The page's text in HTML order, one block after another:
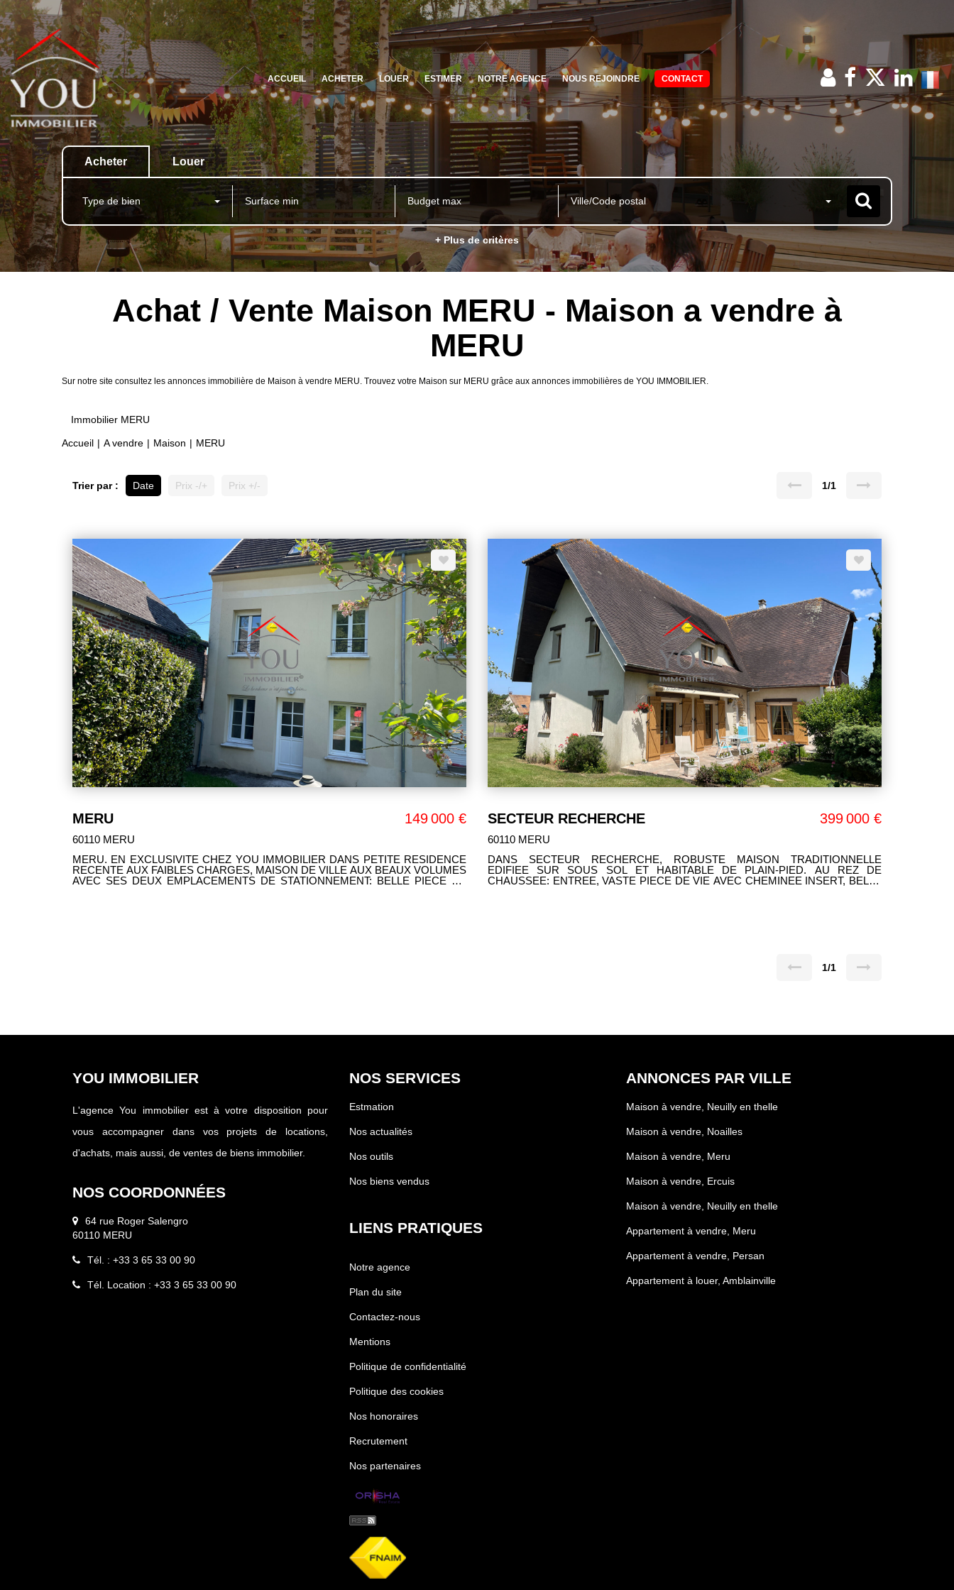
ACCUEIL ACHETER LOUER ESTIMER NOTRE AGENCE NOUS REJOINDRE CONTACT
Acheter Louer
Type de bien Ville/Code postal
+ Plus de critères
Achat / Vente Maison MERU - Maison a vendre à
MERU
Sur notre site consultez les annonces immobilière de Maison à vendre MERU. Trouvez votre Maison sur MERU grâce aux annonces immobilières de YOU IMMOBILIER.
Immobilier MERU
Accueil A vendre Maison MERU
Trier par : Date Prix -/+ Prix +/- 1/1
MERU 149 000 €
60110 MERU
MERU. EN EXCLUSIVITE CHEZ YOU IMMOBILIER DANS PETITE RESIDENCE
RECENTE AUX FAIBLES CHARGES, MAISON DE VILLE AUX BEAUX VOLUMES
AVEC SES DEUX EMPLACEMENTS DE STATIONNEMENT: BELLE PIECE DE
SECTEUR RECHERCHE 399 000 €
60110 MERU
DANS SECTEUR RECHERCHE, ROBUSTE MAISON TRADITIONNELLE
EDIFIEE SUR SOUS SOL ET HABITABLE DE PLAIN-PIED. AU REZ DE
CHAUSSEE: ENTREE, VASTE PIECE DE VIE AVEC CHEMINEE INSERT, BELLE
1/1
YOU IMMOBILIER
L'agence You immobilier est à votre disposition pour
vous accompagner dans vos projets de locations,
d'achats, mais aussi, de ventes de biens immobilier.
NOS COORDONNÉES
64 rue Roger Salengro
60110 MERU
Tél. : +33 3 65 33 00 90
Tél. Location : +33 3 65 33 00 90
NOS SERVICES
Estmation
Nos actualités
Nos outils
Nos biens vendus
LIENS PRATIQUES
Notre agence
Plan du site
Contactez-nous
Mentions
Politique de confidentialité
Politique des cookies
Nos honoraires
Recrutement
Nos partenaires
ANNONCES PAR VILLE
Maison à vendre, Neuilly en thelle
Maison à vendre, Noailles
Maison à vendre, Meru
Maison à vendre, Ercuis
Maison à vendre, Neuilly en thelle
Appartement à vendre, Meru
Appartement à vendre, Persan
Appartement à louer, Amblainville